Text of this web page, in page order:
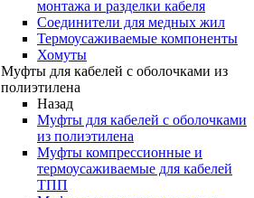
монтажа и разделки кабеля
Соединители для медных жил
Термоусаживаемые компоненты
Хомуты
Муфты для кабелей с оболочками из
полиэтилена
Назад
Муфты для кабелей с оболочками
из полиэтилена
Муфты компрессионные и
термоусаживаемые для кабелей
ТПП